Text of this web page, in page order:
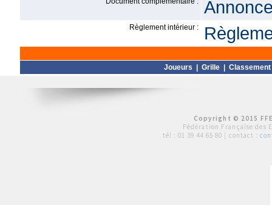
Règlement intérieur :
Joueurs Grille Classement
Copyright © 2015
Fédération Française des
tél : 01 39 44 65 80 | contact :